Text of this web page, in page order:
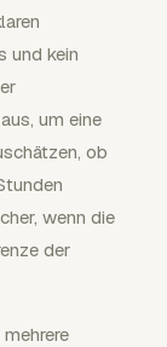
und kein
um eine
ob
wenn die
der